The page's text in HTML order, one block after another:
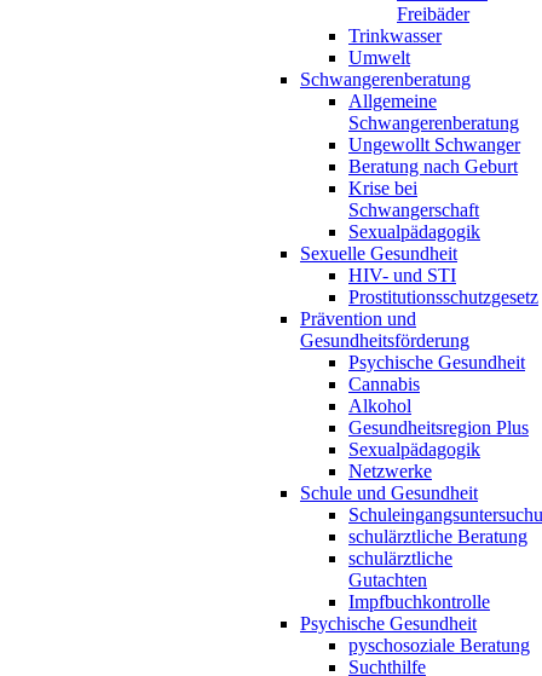
Freibäder
Trinkwasser
Umwelt
Schwangerenberatung
Allgemeine
Schwangerenberatung
Ungewollt Schwanger
Beratung nach Geburt
Krise bei
Schwangerschaft
Sexualpädagogik
Sexuelle Gesundheit
HIV- und STI
Prostitutionsschutzgesetz
Prävention und
Gesundheitsförderung
Psychische Gesundheit
Cannabis
Alkohol
Gesundheitsregion Plus
Sexualpädagogik
Netzwerke
Schule und Gesundheit
schulärztliche Beratung
schulärztliche
Gutachten
Impfbuchkontrolle
Psychische Gesundheit
pyschosoziale Beratung
Suchthilfe